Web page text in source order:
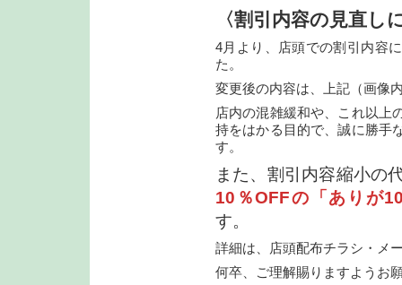
〈割引内容の見直し
4月より、店頭での割引内容
た。
変更後の内容は、上記（画像
店内の混雑緩和や、これ以上
持をはかる目的で、誠に勝手
す。
また、割引内容縮小の
10％OFFの「ありが
す。
詳細は、店頭配布チラシ・メ
何卒、ご理解賜りますようお